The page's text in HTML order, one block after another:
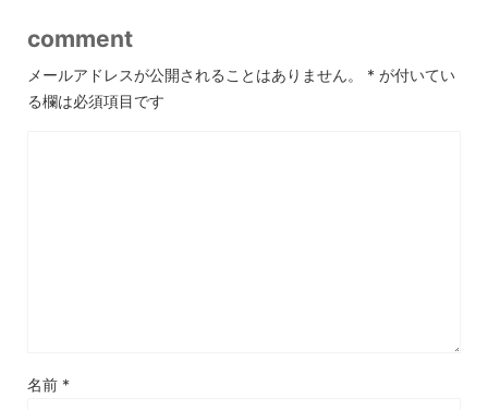
comment
メールアドレスが公開されることはありません。 * が付いてい
る欄は必須項目です
名前 *